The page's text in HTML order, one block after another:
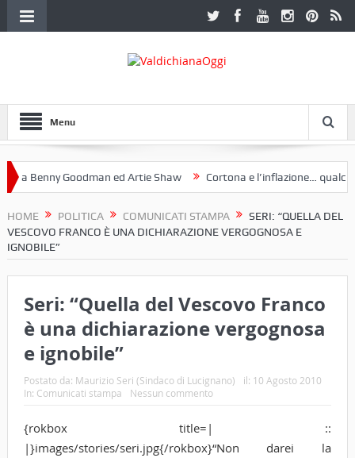
Menu
Benny Goodman ed Artie Shaw Cortona e l’inflazione… qualche
HOME POLITICA COMUNICATI STAMPA
SERI: “QUELLA DEL
VESCOVO FRANCO È UNA DICHIARAZIONE VERGOGNOSA E
IGNOBILE”
Seri: “Quella del Vescovo Franco
è una dichiarazione vergognosa
e ignobile”
Postato da: Maurizio Seri (Sindaco di Lucignano) il: 10 Agosto 2010
In: Comunicati stampa Nessun commento
{rokbox title=| ::
|}images/stories/seri.jpg{/rokbox}“Non darei la